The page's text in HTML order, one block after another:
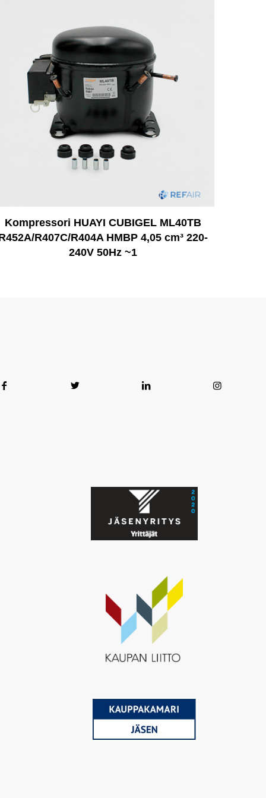
Kompressori HUAYI CUBIGEL ML40TB
R407C/R404A HMBP 4,05 cm³ 220-
240V 50Hz ~1